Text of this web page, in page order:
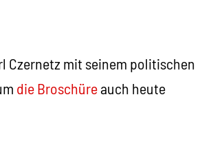
Czernetz mit seinem politischen
die Broschüreauch heute